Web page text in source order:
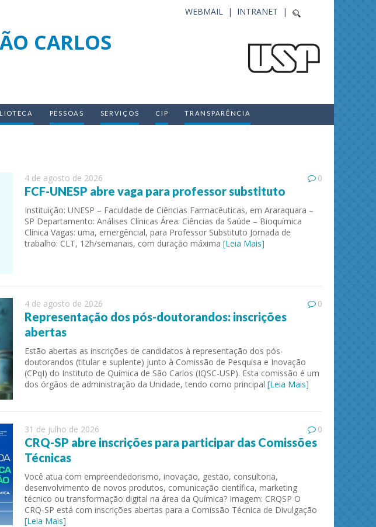
INTRANET |
WEBMAIL |
CARLOS
PESSOAS SERVIÇOS CIP TRANSPARÊNCIA
4 de agosto de 2026 0
FCF-UNESP abre vaga para professor substituto
Instituição: UNESP – Faculdade de Ciências Farmacêuticas, em Araraquara –
SP Departamento: Análises Clínicas Área: Ciências da Saúde – Bioquímica
Clínica Vagas: uma, emergêncial, para Professor Substituto Jornada de
trabalho: CLT, 12h/semanais, com duração máxima [Leia Mais]
4 de agosto de 2026 0
Representação dos pós-doutorandos: inscrições
abertas
Estão abertas as inscrições de candidatos à representação dos pós-
doutorandos (titular e suplente) junto à Comissão de Pesquisa e Inovação
(CPqI) do Instituto de Química de São Carlos (IQSC-USP). Esta comissão é um
dos órgãos de administração da Unidade, tendo como principal [Leia Mais]
31 de julho de 2026 0
CRQ-SP abre inscrições para participar das Comissões
Técnicas
Você atua com empreendedorismo, inovação, gestão, consultoria,
desenvolvimento de novos produtos, comunicação científica, marketing
técnico ou transformação digital na área da Química? Imagem: CRQSP O
CRQ-SP está com inscrições abertas para a Comissão Técnica de Divulgação
[Leia Mais]
Energy Technologies and